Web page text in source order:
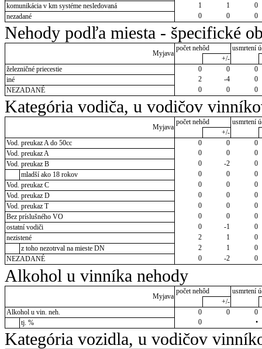
komunikácia v km systéme nesledovaná
1 1
0
nezadané
0 0 0
Nehody podľa miesta - špecifické
Myjava
počet nehôd
usmrtení
+/-
železničné priecestie
0 0
0
iné
2 -4
0
NEZADANÉ
0 0 0
Kategória vodiča, u vodičov
Myjava
počet nehôd
usmrtení
+/-
Vod. preukaz A do 50cc
0 0
0
Vod. preukaz A
0 0
0
Vod. preukaz B
0 -2
0
mladší ako 18 rokov
0 0
0
Vod. preukaz C
0 0
0
Vod. preukaz D
0 0
0
Vod. preukaz T
0 0
0
Bez príslušného VO
0 0
0
ostatní vodiči
0 -1
0
nezistené
2 1
0
z toho nezotrval na mieste DN
2 1
0
NEZADANÉ
0 -2 0
Alkohol u vinníka nehody
Myjava
počet nehôd
usmrtení
+/-
Alkohol u vin. neh.
0 0
0
tj. %
0 •
Kategória vozidla, u vodičov